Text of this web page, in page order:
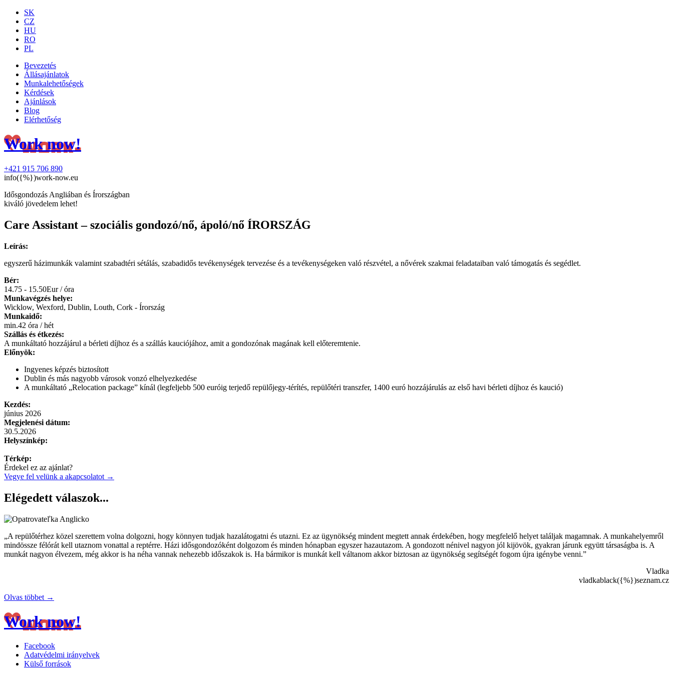
SK
CZ
HU
RO
PL
Bevezetés
Állásajánlatok
Munkalehetőségek
Kérdések
Ajánlások
Blog
Elérhetőség
Work now!
+421 915 706 890
info({%})work-now.eu
Idősgondozás Angliában és Írországban
kiváló jövedelem lehet!
Care Assistant – szociális gondozó/nő, ápoló/nő ÍRORSZÁG
Leírás:
egyszerű házimunkák valamint szabadtéri sétálás, szabadidős tevékenységek tervezése és a tevékenységeken való részvétel, a nővérek szakmai feladataiban való támogatás és segédlet.
Bér:
14.75 - 15.50Eur / óra
Munkavégzés helye:
Wicklow, Wexford, Dublin, Louth, Cork - Írország
Munkaidő:
min.42 óra / hét
Szállás és étkezés:
A munkáltató hozzájárul a bérleti díjhoz és a szállás kauciójához, amit a gondozónak magának kell előteremtenie.
Előnyök:
Ingyenes képzés biztosított
Dublin és más nagyobb városok vonzó elhelyezkedése
A munkáltató „Relocation package” kínál (legfeljebb 500 euróig terjedő repülőjegy-térítés, repülőtéri transzfer, 1400 euró hozzájárulás az első havi bérleti díjhoz és kaució)
Kezdés:
június 2026
Megjelenési dátum:
30.5.2026
Helyszínkép:
Térkép:
Érdekel ez az ajánlat?
Vegye fel velünk a akapcsolatot →
Elégedett válaszok...
„A repülőtérhez közel szerettem volna dolgozni, hogy könnyen tudjak hazalátogatni és utazni. Ez az ügynökség mindent megtett annak érdekében, hogy megfelelő helyet találjak magamnak. A munkahelyemről
mindössze félórát kell utaznom vonattal a reptérre. Házi idősgondozóként dolgozom és minden hónapban egyszer hazautazom. A gondozott nénivel nagyon jól kijövök, gyakran járunk együtt társaságba is. A
munkát nagyon élvezem, még akkor is ha néha vannak nehezebb időszakok is. Ha bármikor is munkát kell váltanom akkor biztosan az ügynökség segítségét fogom újra igénybe venni.”
Vladka
vladkablack({%})seznam.cz
Olvas többet →
Work now!
Facebook
Adatvédelmi irányelvek
Külső források